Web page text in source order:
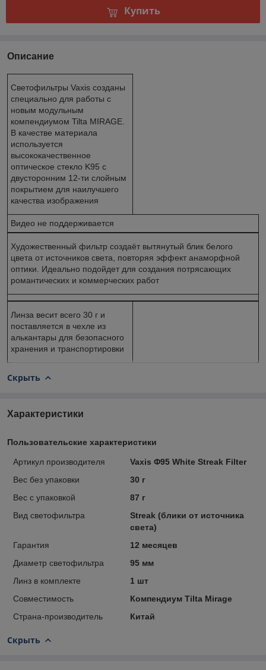
Купить
Описание
Светофильтры Vaxis созданы
специально для работы с
новым модульным
компендиумом Tilta MIRAGE.
В качестве материала
используется
высококачественное
оптическое стекло K95 с
двусторонним 12-ти слойным
покрытием для наилучшего
качества изображения
Видео не поддерживается
Художественный фильтр создаёт вытянутый блик белого
цвета от источников света, повторяя эффект анаморфной
оптики. Идеально подойдет для создания потрясающих
романтических и коммерческих работ
Линза весит всего 30 г и
поставляется в чехле из
алькантары для безопасного
хранения и транспортировки
Скрыть
Характеристики
Пользовательские характеристики
Артикул производителя
Vaxis Φ95 White Streak Filter
Вес без упаковки
30 г
Вес с упаковкой
87 г
Вид светофильтра
Streak (блики от источника
света)
Гарантия
12 месяцев
Диаметр светофильтра
95 мм
Линз в комплекте
1 шт
Совместимость
Компендиум Tilta Mirage
Страна-производитель
Китай
Скрыть